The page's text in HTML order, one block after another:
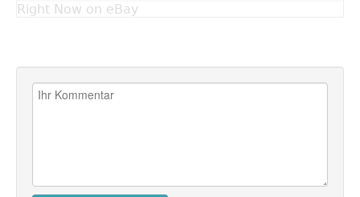
Right Now on eBay